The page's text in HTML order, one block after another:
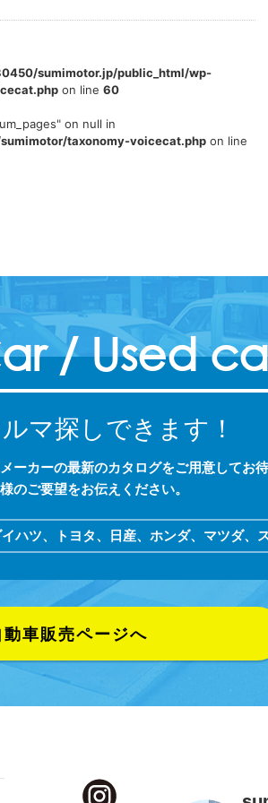
sumimotor.jp/public_html/wp-
on line 60
on null in
taxonomy-voicecat.php on line
/ Used
マ探しできます！
ーカーの最新のカタログをご用意してお
のご要望をお伝えください。
ハツ、トヨタ、日産、ホンダ、マツダ、
動車販売ページへ